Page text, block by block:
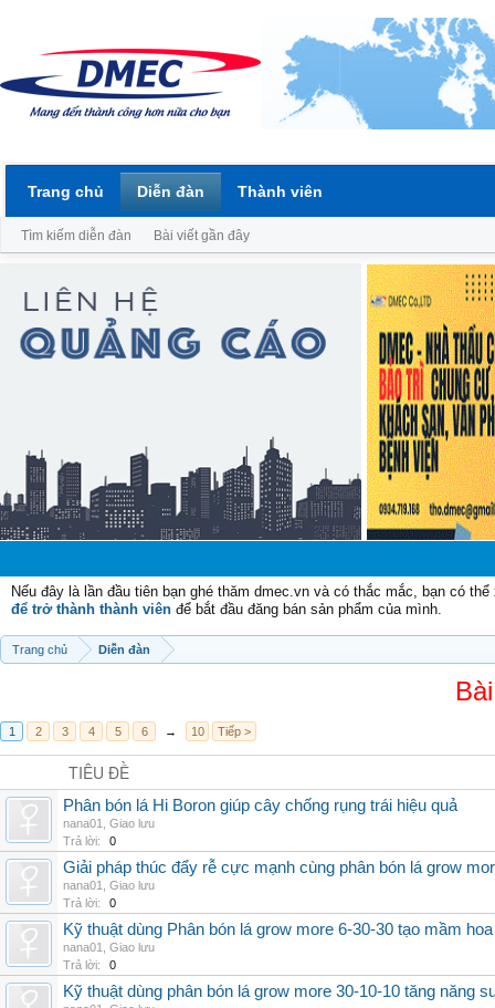
Nếu đây là lần đầu tiên bạn ghé thăm dmec.vn và có thắc mắc, bạn có
để trở thành thành viên để bắt đầu đăng bán sản phẩm của mình.
Trang chủ Diễn đàn
1 2 3 4 5 6 → 10 Tiếp >
TIÊU ĐỀ
Phân bón lá Hi Boron giúp cây chống rụng trái hiệu quả
nana01
Giao lưu
Trả lời:
0
Giải pháp thúc đẩy rễ cực mạnh cùng phân bón lá grow
nana01
Giao lưu
Trả lời:
0
Kỹ thuật dùng Phân bón lá grow more 6-30-30 tạo mầm hoa
nana01
Giao lưu
Trả lời:
0
Kỹ thuật dùng phân bón lá grow more 30-10-10 tăng năng
Trang chủ Diễn đàn
Tìm kiếm diễn đàn Bài viết gần đây
Thành viên